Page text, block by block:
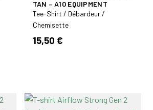
TAN – A10 EQUIPMENT
Tee-Shirt / Débardeur /
Chemisette
15,50 €